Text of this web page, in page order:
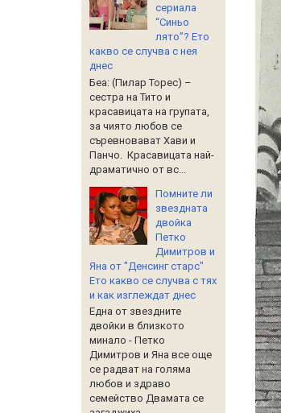
сериала
“Синьо
лято”? Ето
какво се случва с нея
днес
Беа: (Пилар Торес) –
сестра на Тито и
красавицата на групата,
за чиято любов се
съревновават Хави и
Панчо. Красавицата най-
драматично от вс...
Помните ли
звездната
двойка
Петко
Димитров и
Яна от "Денсинг старс"
Ето какво се случва с тях
и как изглеждат днес
Една от звездните
двойки в близкото
минало - Петко
Димитров и Яна все още
се радват на голяма
любов и здраво
семейство Двамата се